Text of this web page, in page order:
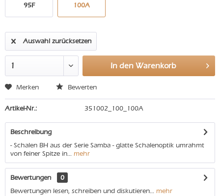
95F 100A
Auswahl zurücksetzen
In den Warenkorb
Merken Bewerten
Artikel-Nr.: 351002_100_100A
Beschreibung
- Schalen BH aus der Serie Samba - glatte Schalenoptik umrahmt
von feiner Spitze in... mehr
Bewertungen
0
Bewertungen lesen, schreiben und diskutieren... mehr